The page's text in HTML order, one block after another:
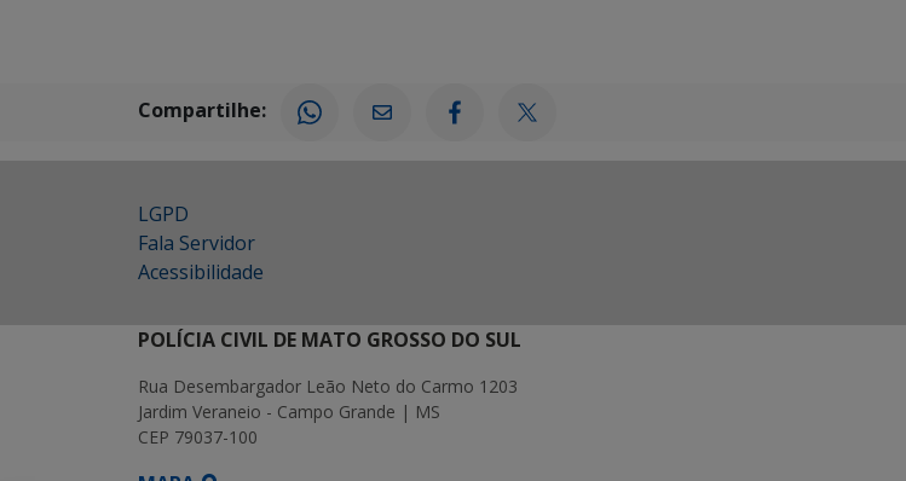
Compartilhe:
LGPD
Fala Servidor
Acessibilidade
POLÍCIA CIVIL DE MATO GROSSO DO SUL
Rua Desembargador Leão Neto do Carmo 1203
Jardim Veraneio - Campo Grande | MS
CEP 79037-100